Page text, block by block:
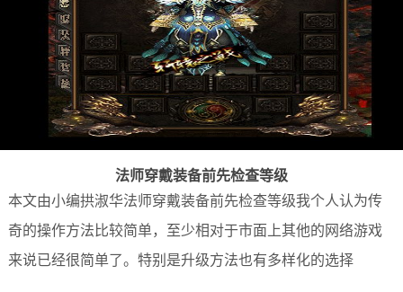
法师穿戴装备前先检查等级
本文由小编拱淑华法师穿戴装备前先检查等级我个人认为传
奇的操作方法比较简单，至少相对于市面上其他的网络游戏
来说已经很简单了。特别是升级方法也有多样化的选择